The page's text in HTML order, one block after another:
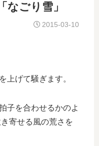
なごり雪」
2015-03-10
上げて騒ぎます。
子を合わせるかのよ
寄せる風の荒さを